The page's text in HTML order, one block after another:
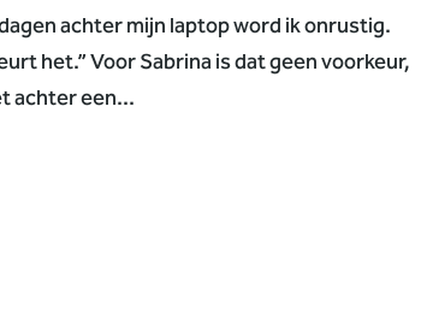
achter mijn laptop word ik onrustig.
het.” Voor Sabrina is dat geen voorkeur,
achter een...